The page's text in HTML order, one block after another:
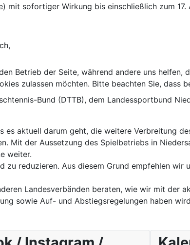
mit sofortiger Wirkung bis einschließlich zum
Bund (DTTB), dem Landessportbund
aktuell darum geht, die weitere Verbreitung
Mit der Aussetzung des Spielbetriebs in
weiter.
reduzieren. Aus diesem Grund empfehlen wir
Landesverbänden beraten, wie wir mit der
sowie Auf- und Abstiegsregelungen haben
Betrieb der Seite, während andere uns helfen,
zulassen möchten. Bitte beachten Sie, dass